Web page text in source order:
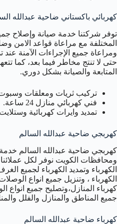
كهربائي باكستاني ضاحية عبدالله
توفر شركتنا خدمة صيانة وإصلاح
المختلفة مع مراعاة قواعد الامن
ومراعاة جميع الإجراءات الآمنة عند
حتى لا تنتج مخاطر فيما بعد، كما
المتابعة والصيانة بشكل دوري.
تركيب ثريات ومعلقات
فني كهربائي منازل 24 ساعة.
تمديد وايرات كهربائية
كهربجي ضاحية عبدالله السالم
ومحافظات الكويت نوفر لكل
الكهرباء وتمديد الكهرباء لجميع
الكهرباء ، وتنزيل جميع انواع
كهرباء المنازل،وتصليح جميع انواع
جميع المناطق والمنازل والفلل
كهرباء ضاحية عبدالله السالم